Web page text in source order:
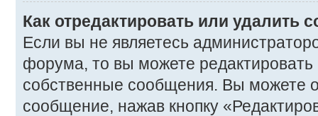
Как отредактировать или удалить
Если вы не являетесь
форума, то вы можете редактировать
собственные сообщения. Вы можете
сообщение, нажав кнопку